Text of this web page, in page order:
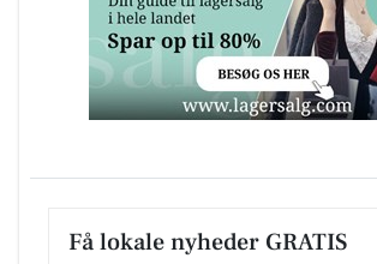
Få lokale nyheder GRATIS